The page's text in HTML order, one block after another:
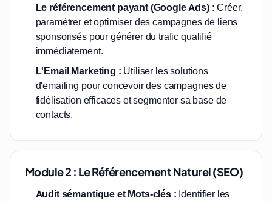
Le référencement payant (Google Ads) :Créer,
paramétrer et optimiser des campagnes de liens
sponsorisés pour générer du trafic qualifié
immédiatement.
L'Email Marketing : Utiliser les solutions
d'emailing pour concevoir des campagnes de
fidélisation efficaces et segmenter sa base de
contacts.
Module 2 : Le Référencement Naturel (SEO)
Audit sémantique et Mots-clés : Identifier les